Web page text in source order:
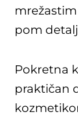
pom
Pokretna
praktičan